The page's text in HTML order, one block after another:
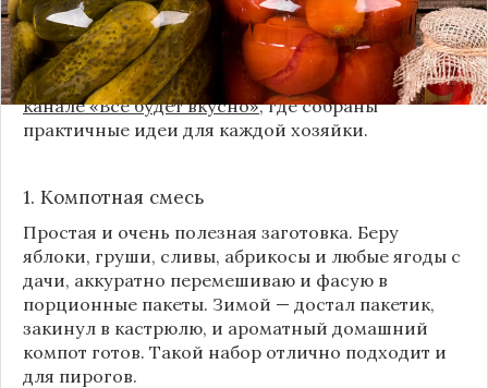
Сегодня я делюсь своими любимыми рецептами
без банок и долгих стерилизаций. Подробнее и с
пошаговыми инструкциями их можно найти на
канале «Все будет вкусно», где собраны
практичные идеи для каждой хозяйки.
1. Компотная смесь
Простая и очень полезная заготовка. Беру
яблоки, груши, сливы, абрикосы и любые ягоды с
дачи, аккуратно перемешиваю и фасую в
порционные пакеты. Зимой — достал пакетик,
закинул в кастрюлю, и ароматный домашний
компот готов. Такой набор отлично подходит и
для пирогов.